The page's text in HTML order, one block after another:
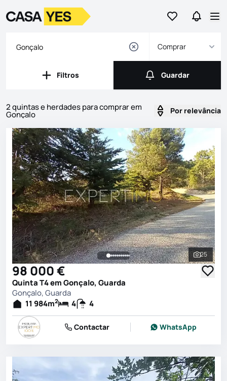
Ir para osIr para
LogoIr para a homepage
Comprar
Filtros
Filtros Guardar
Guardar
2 quintas e herdades para comprar em
Gonçalo Por relevância
Imóveis
Lista de Imóveis
Ver
25
98 000 €
Quinta T4 em Gonçalo, Guarda
Gonçalo, Guarda
11 984m2 4 4
Contactar WhatsApp